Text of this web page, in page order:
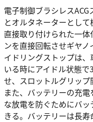
電子制御ブラシレス
とオルタネーターとし
直接取り付けられた一
ンを直接回転させギヤ
イドリングストップは
いる時にアイドル状態
せ、スロットルグリップ
また、バッテリーの充
な放電を防ぐためにバ
きる。バッテリーは長寿